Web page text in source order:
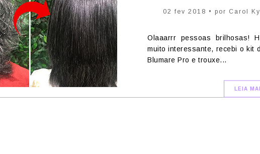
02 fev 2018 • por Carol
Olaaarrr pessoas brilhosas!
muito interessante, recebi o kit
Blumare Pro e trouxe...
LEIA